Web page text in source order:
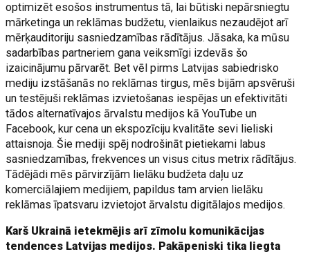
optimizēt esošos instrumentus tā, lai būtiski nepārsniegtu
mārketinga un reklāmas budžetu, vienlaikus nezaudējot arī
mērķauditoriju sasniedzamības rādītājus. Jāsaka, ka mūsu
sadarbības partneriem gana veiksmīgi izdevās šo
izaicinājumu pārvarēt. Bet vēl pirms Latvijas sabiedrisko
mediju izstāšanās no reklāmas tirgus, mēs bijām apsvēruši
un testējuši reklāmas izvietošanas iespējas un efektivitāti
tādos alternatīvajos ārvalstu medijos kā YouTube un
Facebook, kur cena un ekspozīciju kvalitāte sevi lieliski
attaisnoja. Šie mediji spēj nodrošināt pietiekami labus
sasniedzamības, frekvences un visus citus metrix rādītājus.
Tādējādi mēs pārvirzījām lielāku budžeta daļu uz
komerciālajiem medijiem, papildus tam arvien lielāku
reklāmas īpatsvaru izvietojot ārvalstu digitālajos medijos.
Karš Ukrainā ietekmējis arī zīmolu komunikācijas
tendences Latvijas medijos. Pakāpeniski tika liegta